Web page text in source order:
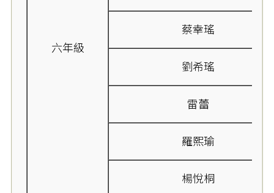
六年級
蔡幸瑤
劉希瑤
雷蕾
羅熙瑜
楊悅桐